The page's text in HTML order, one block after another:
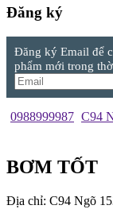
Đăng ký
Đăng ký Email để
phẩm mới trong
0988999987 C94
BƠM TỐT
Địa chỉ: C94 Ngõ